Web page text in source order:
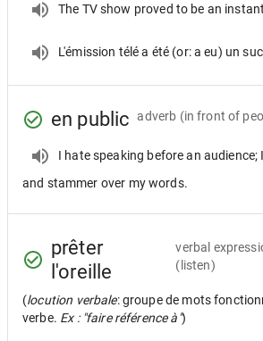
The TV show proved to be an
L'émission télé a été (or: a eu) un
en public adverb (in front of
I hate speaking before an
and stammer over my words.
prêter
l'oreille
verbal
(listen)
(locution verbale: groupe de mots
verbe. Ex : "faire référence à")